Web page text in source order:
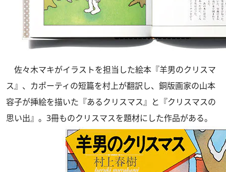
佐々木マキがイラストを担当した絵本『羊男のクリスマ
ス』、カポーティの短篇を村上が翻訳し、銅版画家の山本
容子が挿絵を描いた『あるクリスマス』と『クリスマスの
思い出』。3冊ものクリスマスを題材にした作品がある。